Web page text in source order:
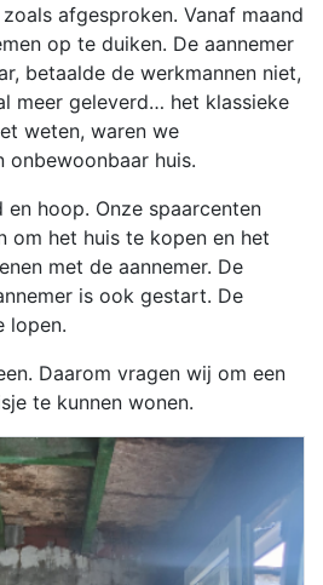
afgesproken. Vanaf maand
op te duiken. De aannemer
betaalde de werkmannen niet,
meer geleverd… het klassieke
weten, waren we
onbewoonbaar huis.
en hoop. Onze spaarcenten
om het huis te kopen en het
met de aannemer. De
is ook gestart. De
lopen.
Daarom vragen wij om een
te kunnen wonen.